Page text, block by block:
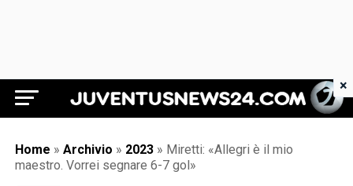
Juventus News 24
Home » Archivio » 2023 » Miretti: «Allegri è il mio
maestro. Vorrei segnare 6-7 gol»
×